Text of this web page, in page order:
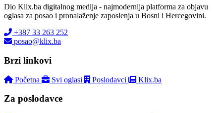
Dio Klix.ba digitalnog medija - najmodernija platforma za objavu
oglasa za posao i pronalaženje zaposlenja u Bosni i Hercegovini.
+387 33 263 252
posao@klix.ba
Brzi linkovi
Početna Svi oglasi Poslodavci Klix.ba
Za poslodavce